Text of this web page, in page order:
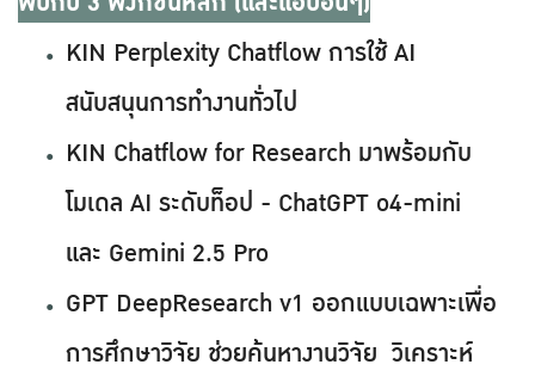
KIN Perplexity Chatflow การใช้ AI
สนับสนุนการทำงานทั่วไป
KIN Chatflow for Research มาพร้อมกับ
โมเดล AI ระดับท็อป - ChatGPT o4-mini
และ Gemini 2.5 Pro
GPT DeepResearch v1 ออกแบบเฉพาะเพื่อ
การศึกษาวิจัย ช่วยค้นหางานวิจัย วิเคราะห์